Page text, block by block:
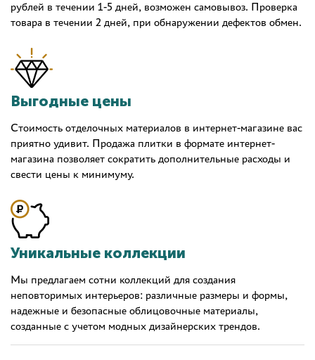
рублей в течении 1-5 дней, возможен самовывоз. Проверка
товара в течении 2 дней, при обнаружении дефектов обмен.
Выгодные цены
Стоимость отделочных материалов в интернет-магазине вас
приятно удивит. Продажа плитки в формате интернет-
магазина позволяет сократить дополнительные расходы и
свести цены к минимуму.
Уникальные коллекции
Мы предлагаем сотни коллекций для создания
неповторимых интерьеров: различные размеры и формы,
надежные и безопасные облицовочные материалы,
созданные с учетом модных дизайнерских трендов.